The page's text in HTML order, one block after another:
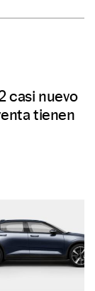
casi nuevo
tienen